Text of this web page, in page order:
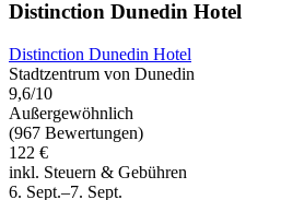
Distinction Dunedin Hotel
Distinction Dunedin Hotel
Stadtzentrum von Dunedin
9,6/10
Außergewöhnlich
(967 Bewertungen)
122 €
inkl. Steuern & Gebühren
6. Sept.–7. Sept.